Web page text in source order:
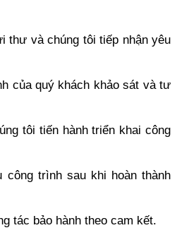
thư và chúng tôi tiếp nhận yêu
của quý khách khảo sát và tư
tôi tiến hành triển khai công
công trình sau khi hoàn thành
tác bảo hành theo cam kết.